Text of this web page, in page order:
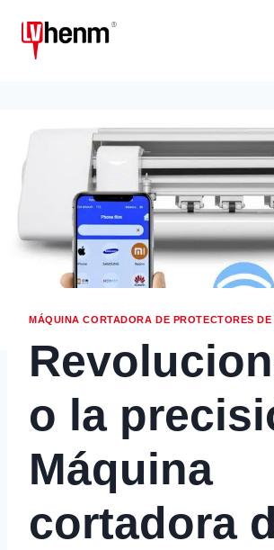
MÁQUINA CORTADORA DE PROTECTORES
o la
Máquina
cortadora